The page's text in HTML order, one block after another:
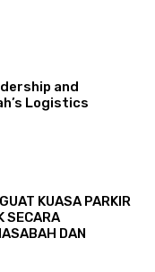
and
Logistics
KUASA PARKIR
SECARA
DAN